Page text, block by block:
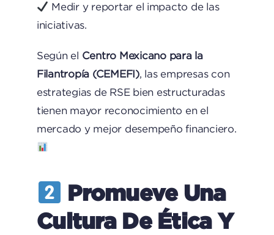
Medir y reportar el impacto de las
iniciativas.
Según el Centro Mexicano para la
Filantropía (CEMEFI), las empresas con
estrategias de RSE bien estructuradas
tienen mayor reconocimiento en el
mercado y mejor desempeño financiero.
Promueve Una
Cultura De Ética Y